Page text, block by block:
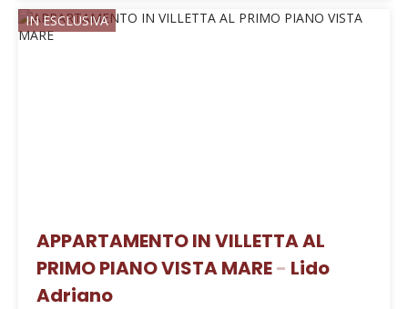
IN ESCLUSIVA
APPARTAMENTO IN VILLETTA AL
PRIMO PIANO VISTA MARE- Lido
Adriano